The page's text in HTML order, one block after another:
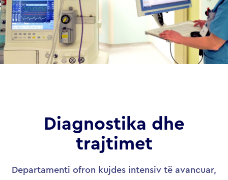
Diagnostika dhe
trajtimet
Departamenti ofron kujdes intensiv të avancuar,